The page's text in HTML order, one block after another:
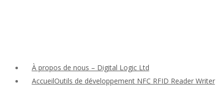
À propos de nous – Digital Logic Ltd
AccueilOutils de développement NFC RFID Reader Writer